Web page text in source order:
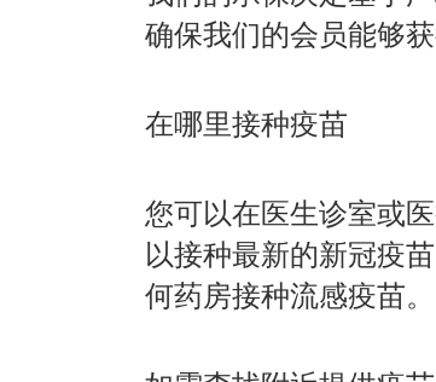
确保我们的会员能够
在哪里接种疫苗
您可以在医生诊室或
以接种最新的新冠疫
何药房接种流感疫苗。